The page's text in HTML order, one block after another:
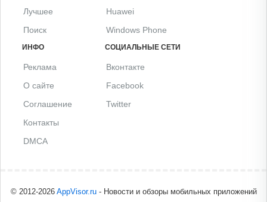
Лучшее
Поиск
Huawei
Windows Phone
ИНФО
Реклама
О сайте
Соглашение
Контакты
DMCA
СОЦИАЛЬНЫЕ СЕТИ
Вконтакте
Facebook
Twitter
© 2012-2026 AppVisor.ru- Новости и обзоры мобильных приложений